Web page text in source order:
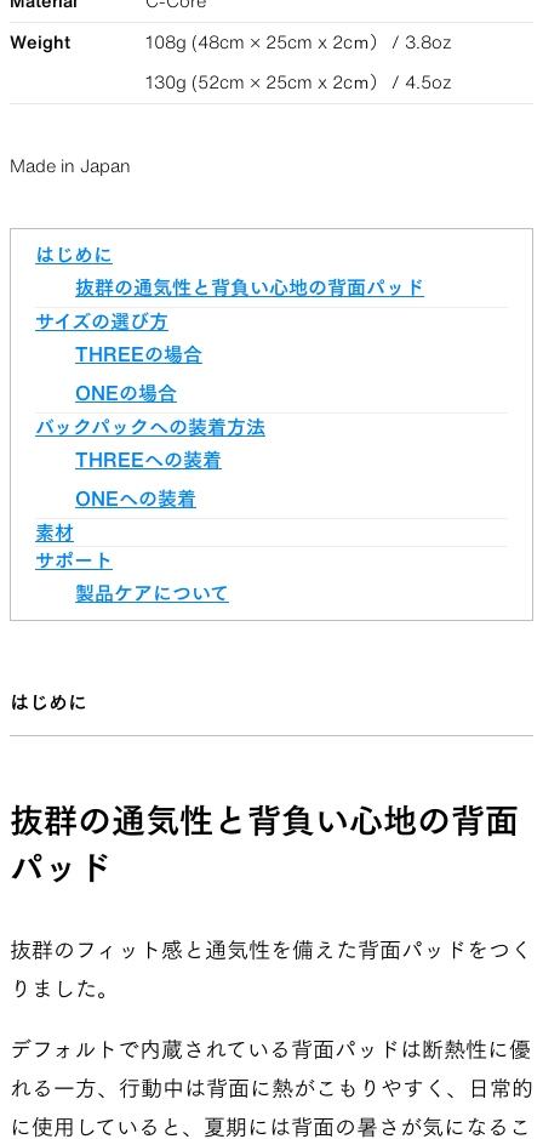
機能を拡張する道具
製品ロスをなくすための特別
Weight 108g (48cm × 25cm x 2cｍ） / 3.8oz
130g (52cm × 25cm x 2cｍ） / 4.5oz
Made in Japan
はじめに
抜群の通気性と背負い心地の背面パッド
サイズの選び方
THREEの場合
ONEの場合
バックパックへの装着方法
THREEへの装着
ONEへの装着
素材
サポート
製品ケアについて
はじめに
抜群の通気性と背負い心地の背面
パッド
抜群のフィット感と通気性を備えた背面パッドをつく
りました。
デフォルトで内蔵されている背面パッドは断熱性に優
れる一方、行動中は背面に熱がこもりやすく、日常的
に使用していると、夏期には背面の暑さが気になるこ